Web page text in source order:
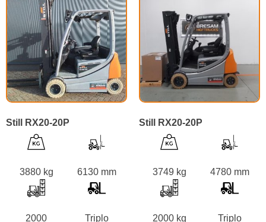
Still RX20-20P
3880 kg 6130 mm
2000 Triplo
Still RX20-20P
3749 kg 4780 mm
2000 kg Triplo